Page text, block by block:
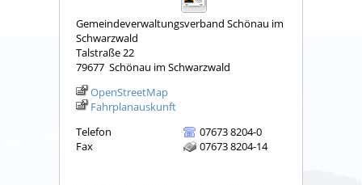
Gemeindeverwaltungsverband Schönau im
Schwarzwald
Talstraße 22
79677 Schönau im Schwarzwald
OpenStreetMap
Fahrplanauskunft
Telefon
07673 8204-0
Fax
07673 8204-14